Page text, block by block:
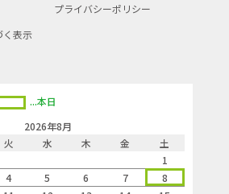
(注2)、うるおいカセット
、フィルター交換不要(注3)
!集じん機能
オートクリーンユニット(金属酸化触媒フ
ト)
媒+オゾン)
ン)
ー
金属酸化触媒ハニカムフィルター(フィ
対応)
プライバシーポリシー
く表示
...本日
2026年8月
火 水 木 金
土
1
4 5 6 7
8